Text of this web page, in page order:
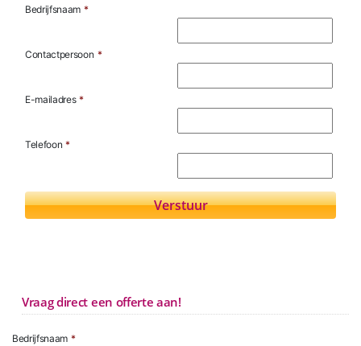
Bedrijfsnaam *
Contactpersoon *
E-mailadres *
Telefoon *
Vraag direct een offerte aan!
Bedrijfsnaam *